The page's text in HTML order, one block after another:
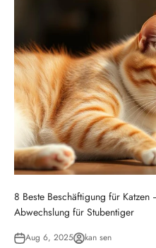
8 Beste Beschäftigung für
Abwechslung für Stubentiger
Aug 6, 2025 kan sen